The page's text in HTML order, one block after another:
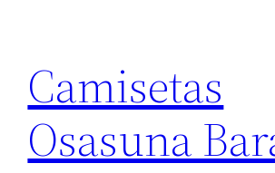
contenido
Camisetas
Osasuna